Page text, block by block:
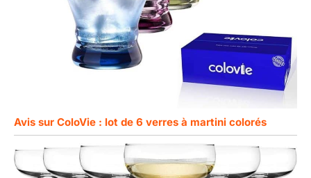
Avis sur ColoVie : lot de 6 verres à martini colorés